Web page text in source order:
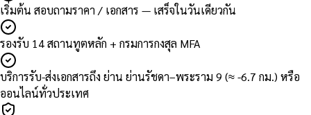
เริ่มต้น สอบถามราคา / เอกสาร — เสร็จในวันเดียวกัน
รองรับ 14 สถานทูตหลัก + กรมการกงสุล MFA
บริการรับ-ส่งเอกสารถึง ย่าน ย่านรัชดา–พระราม 9 (≈ -6.7 กม.) หรือ
ออนไลน์ทั่วประเทศ